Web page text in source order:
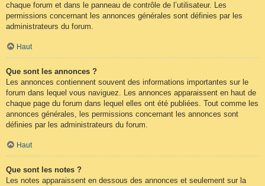
chaque forum et dans le panneau de contrôle de l’utilisateur. Les
permissions concernant les annonces générales sont définies par les
administrateurs du forum.
Haut
Que sont les annonces ?
Les annonces contiennent souvent des informations importantes sur le
forum dans lequel vous naviguez. Les annonces apparaissent en haut de
chaque page du forum dans lequel elles ont été publiées. Tout comme les
annonces générales, les permissions concernant les annonces sont
définies par les administrateurs du forum.
Haut
Que sont les notes ?
Les notes apparaissent en dessous des annonces et seulement sur la